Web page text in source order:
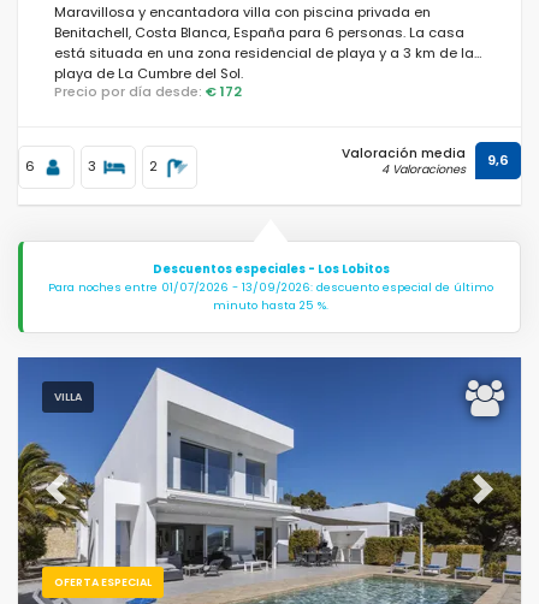
Maravillosa y encantadora villa con piscina privada en
Benitachell, Costa Blanca, España para 6 personas. La casa
está situada en una zona residencial de playa y a 3 km de la
playa de La Cumbre del Sol.
Precio por día desde: € 172
6 3 2
Valoración media
4 Valoraciones 9,6
Descuentos especiales - Los Lobitos
Para noches entre 01/07/2026 - 13/09/2026: descuento especial de último
minuto hasta 25 %.
VILLA
OFERTA ESPECIAL
Previous Next